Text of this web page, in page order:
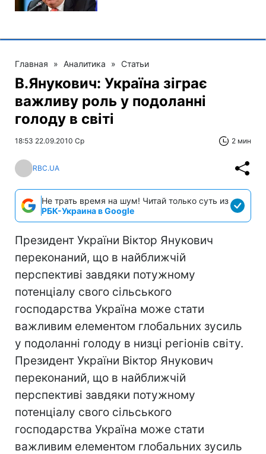
Главная » Аналитика » Статьи
В.Янукович: Україна зіграє
важливу роль у подоланні
голоду в світі
18:53 22.09.2010 Ср 2 мин
RBC.UA
Не трать время на шум! Читай только суть из
РБК-Украина в Google
Президент України Віктор Янукович
переконаний, що в найближчій
перспективі завдяки потужному
потенціалу свого сільського
господарства Україна може стати
важливим елементом глобальних зусиль
у подоланні голоду в низці регіонів світу.
Президент України Віктор Янукович
переконаний, що в найближчій
перспективі завдяки потужному
потенціалу свого сільського
господарства Україна може стати
важливим елементом глобальних зусиль